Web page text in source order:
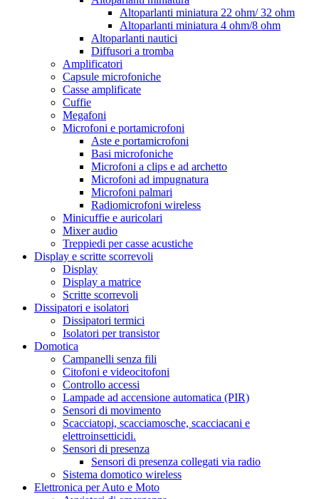
Altoparlanti miniatura 22 ohm/ 32 ohm
Altoparlanti miniatura 4 ohm/8 ohm
Altoparlanti nautici
Diffusori a tromba
Amplificatori
Capsule microfoniche
Casse amplificate
Cuffie
Megafoni
Microfoni e portamicrofoni
Aste e portamicrofoni
Basi microfoniche
Microfoni a clips e ad archetto
Microfoni ad impugnatura
Microfoni palmari
Radiomicrofoni wireless
Minicuffie e auricolari
Mixer audio
Treppiedi per casse acustiche
Display e scritte scorrevoli
Display
Display a matrice
Scritte scorrevoli
Dissipatori e isolatori
Dissipatori termici
Isolatori per transistor
Domotica
Campanelli senza fili
Citofoni e videocitofoni
Controllo accessi
Lampade ad accensione automatica (PIR)
Sensori di movimento
Scacciatopi, scacciamosche, scacciacani e
elettroinsetticidi.
Sensori di presenza
Sensori di presenza collegati via radio
Sistema domotico wireless
Elettronica per Auto e Moto